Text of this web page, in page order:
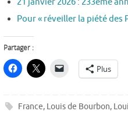
Pour « réveiller la piété des
Partager :
Plus
France, Louis de Bourbon,